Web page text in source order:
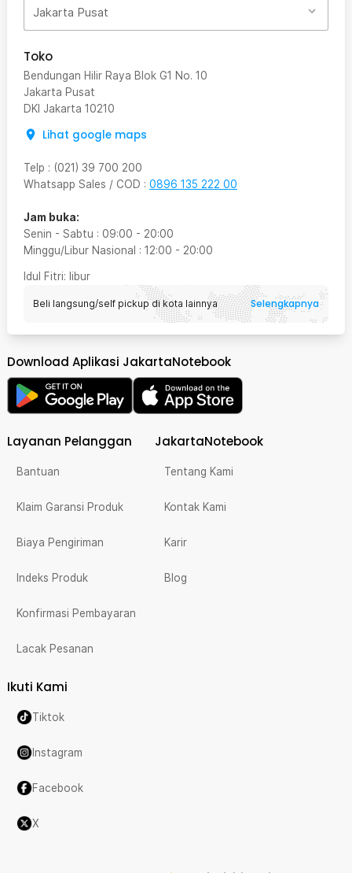
Jakarta Pusat
Toko
Bendungan Hilir Raya Blok G1 No. 10
Jakarta Pusat
DKI Jakarta 10210
Lihat google maps
Telp : (021) 39 700 200
Whatsapp Sales / COD : 0896 135 222 00
Jam buka:
Senin - Sabtu : 09:00 - 20:00
Minggu/Libur Nasional : 12:00 - 20:00
Idul Fitri: libur
Beli langsung/self pickup di kota lainnya Selengkapnya
Download Aplikasi JakartaNotebook
Layanan Pelanggan
Bantuan
Klaim Garansi Produk
Biaya Pengiriman
Indeks Produk
Konfirmasi Pembayaran
Lacak Pesanan
JakartaNotebook
Tentang Kami
Kontak Kami
Karir
Blog
Ikuti Kami
Tiktok
Instagram
Facebook
X